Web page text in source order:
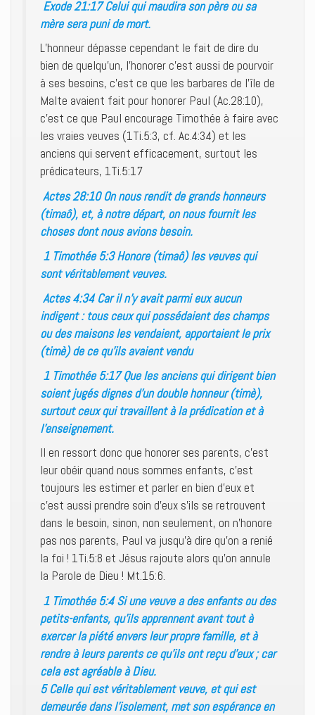
Exode 21:17 Celui qui maudira son père ou sa
mère sera puni de mort.
L’honneur dépasse cependant le fait de dire du
bien de quelqu’un, l’honorer c’est aussi de pourvoir
à ses besoins, c’est ce que les barbares de l’île de
Malte avaient fait pour honorer Paul (Ac.28:10),
c’est ce que Paul encourage Timothée à faire avec
les vraies veuves (1Ti.5:3, cf. Ac.4:34) et les
anciens qui servent efficacement, surtout les
prédicateurs, 1Ti.5:17
Actes 28:10 On nous rendit de grands honneurs
(timaô), et, à notre départ, on nous fournit les
choses dont nous avions besoin.
1 Timothée 5:3 Honore (timaô) les veuves qui
sont véritablement veuves.
Actes 4:34 Car il n’y avait parmi eux aucun
indigent : tous ceux qui possédaient des champs
ou des maisons les vendaient, apportaient le prix
(timè) de ce qu’ils avaient vendu
1 Timothée 5:17 Que les anciens qui dirigent bien
soient jugés dignes d’un double honneur (timè),
surtout ceux qui travaillent à la prédication et à
l’enseignement.
Il en ressort donc que honorer ses parents, c’est
leur obéir quand nous sommes enfants, c’est
toujours les estimer et parler en bien d’eux et
c’est aussi prendre soin d’eux s’ils se retrouvent
dans le besoin, sinon, non seulement, on n’honore
pas nos parents, Paul va jusqu’à dire qu’on a renié
la foi ! 1Ti.5:8 et Jésus rajoute alors qu’on annule
la Parole de Dieu ! Mt.15:6.
1 Timothée 5:4 Si une veuve a des enfants ou des
petits-enfants, qu’ils apprennent avant tout à
exercer la piété envers leur propre famille, et à
rendre à leurs parents ce qu’ils ont reçu d’eux ; car
cela est agréable à Dieu.
5 Celle qui est véritablement veuve, et qui est
demeurée dans l’isolement, met son espérance en